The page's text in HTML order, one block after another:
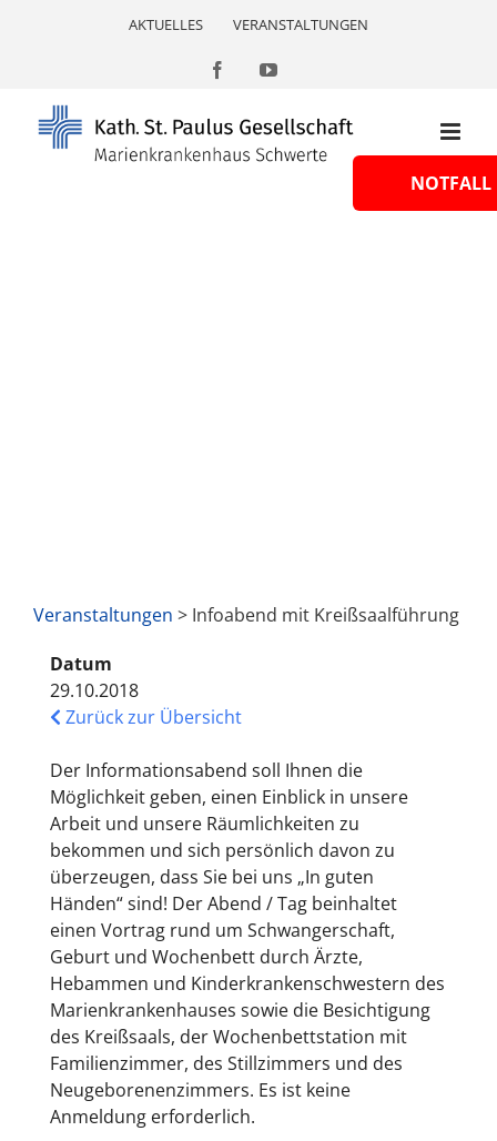
AKTUELLES VERANSTALTUNGEN
FacebookYouTube
Veranstaltungen > Infoabend mit Kreißsaalführung
Datum
29.10.2018
Zurück zur Übersicht
Der Informationsabend soll Ihnen die
Möglichkeit geben, einen Einblick in unsere
Arbeit und unsere Räumlichkeiten zu
bekommen und sich persönlich davon zu
überzeugen, dass Sie bei uns „In guten
Händen“ sind! Der Abend / Tag beinhaltet
einen Vortrag rund um Schwangerschaft,
Geburt und Wochenbett durch Ärzte,
Hebammen und Kinderkrankenschwestern des
Marienkrankenhauses sowie die Besichtigung
des Kreißsaals, der Wochenbettstation mit
Familienzimmer, des Stillzimmers und des
Neugeborenenzimmers. Es ist keine
Anmeldung erforderlich.
NOTFALL